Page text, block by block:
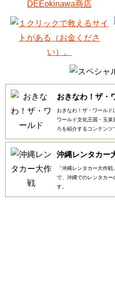
おきなわ！ザ・
おきなわ！ザ・ワール
ワールド文化王国・玉泉
ろを紹介するコンテンツ
沖縄レンタカー
「沖縄レンタカー大作
で、沖縄でのレンタカ
す。